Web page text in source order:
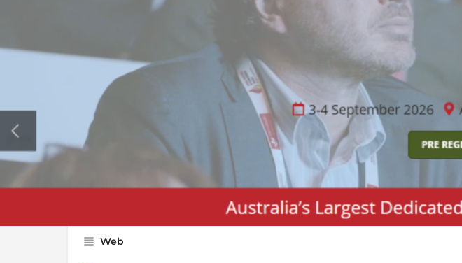
地図で確認 ブックマークする
鉱業、エネルギー 物流、貯蔵
Web